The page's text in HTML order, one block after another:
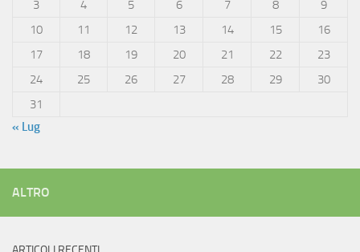
3
4 5 6 7 8
9
10
11 12 13 14 15
16
17
18 19 20 21 22
23
24
25 26 27 28 29
30
31
« Lug
ALTRO